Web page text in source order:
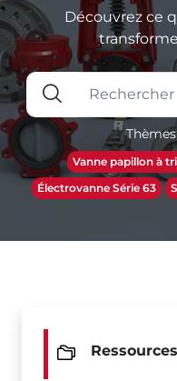
Découvrez ce
Vanne papillon à
Électrovanne Série 63
Ressources